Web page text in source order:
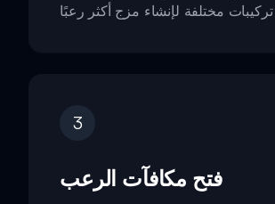
3
فتح مكافآت الرعب